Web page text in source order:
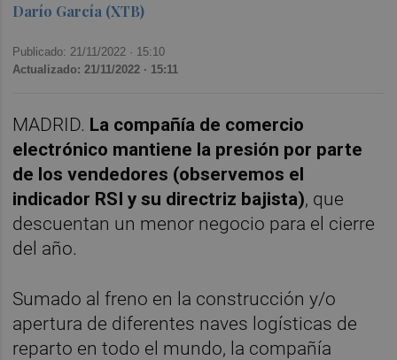
Darío García (XTB)
Publicado: 21/11/2022 · 15:10
Actualizado: 21/11/2022 · 15:11
MADRID. La compañía de comercio
electrónico mantiene la presión por parte
de los vendedores (observemos el
indicador RSI y su directriz bajista), que
descuentan un menor negocio para el cierre
del año.
Sumado al freno en la construcción y/o
apertura de diferentes naves logísticas de
reparto en todo el mundo, la compañía